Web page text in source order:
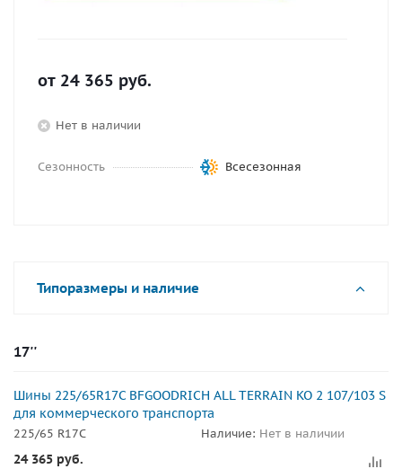
от 24 365 руб.
Нет в наличии
Сезонность Всесезонная
Типоразмеры и наличие
17''
Шины 225/65R17C BFGOODRICH ALL TERRAIN KO 2 107/103 S
для коммерческого транспорта
225/65 R17C Наличие: Нет в наличии
24 365 руб.